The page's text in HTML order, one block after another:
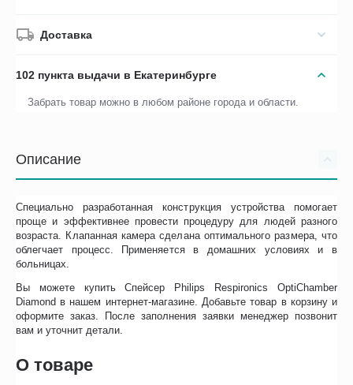
Доставка
102 пункта выдачи в Екатеринбурге
Забрать товар можно в любом районе города и области.
Описание
Специально разработанная конструкция устройства помогает
проще и эффективнее провести процедуру для людей разного
возраста. Клапанная камера сделана оптимального размера, что
облегчает процесс. Применяется в домашних условиях и в
больницах.
Вы можете купить Спейсер Philips Respironics OptiChamber
Diamond в нашем интернет-магазине. Добавьте товар в корзину и
оформите заказ. После заполнения заявки менеджер позвонит
вам и уточнит детали.
О товаре